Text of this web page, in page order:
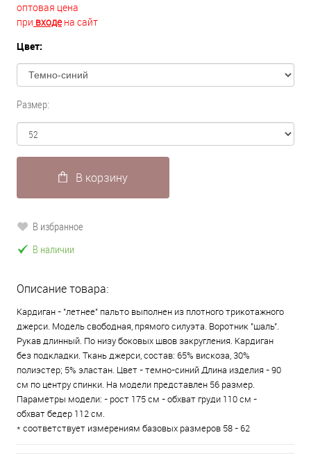
оптовая цена
при входена сайт
Цвет:
Размер:
В корзину
В избранное
В наличии
Описание товара:
Кардиган - "летнее" пальто выполнен из плотного трикотажного
джерси. Модель свободная, прямого силуэта. Воротник "шаль".
Рукав длинный. По низу боковых швов закругления. Кардиган
без подкладки. Ткань джерси, состав: 65% вискоза, 30%
полиэстер; 5% эластан. Цвет - темно-синий Длина изделия - 90
см по центру спинки. На модели представлен 56 размер.
Параметры модели: - рост 175 см - обхват груди 110 см -
обхват бедер 112 см.
* соответствует измерениям базовых размеров 58 - 62